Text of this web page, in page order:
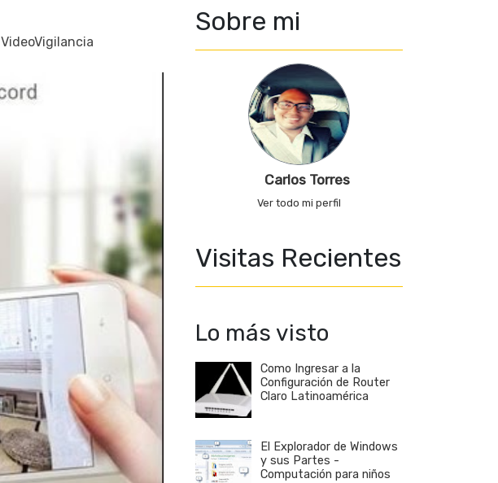
VideoVigilancia
Sobre mi
Carlos Torres
Ver todo mi perfil
Visitas Recientes
Lo más visto
Como Ingresar a la
Configuración de Router
Claro Latinoamérica
El Explorador de Windows
y sus Partes -
Computación para niños